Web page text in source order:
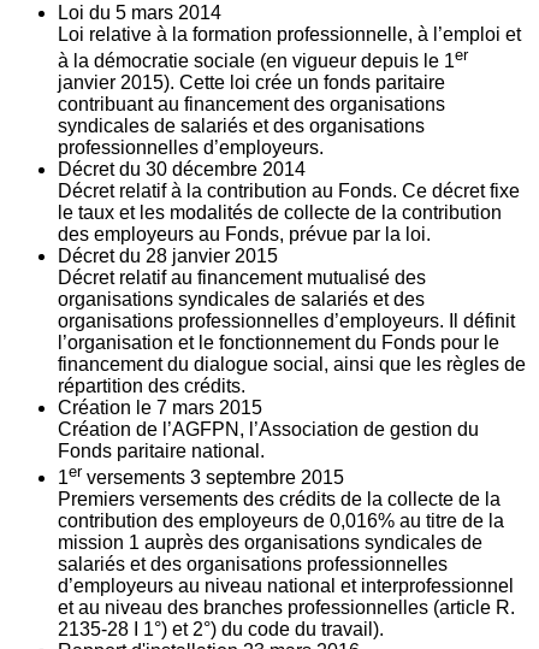
Loi du 5 mars 2014
Loi relative à la formation professionnelle, à l’emploi et
à la démocratie sociale (en vigueur depuis le 1er
janvier 2015). Cette loi crée un fonds paritaire
contribuant au financement des organisations
syndicales de salariés et des organisations
professionnelles d’employeurs.
Décret du 30 décembre 2014
Décret relatif à la contribution au Fonds. Ce décret fixe
le taux et les modalités de collecte de la contribution
des employeurs au Fonds, prévue par la loi.
Décret du 28 janvier 2015
Décret relatif au financement mutualisé des
organisations syndicales de salariés et des
organisations professionnelles d’employeurs. Il définit
l’organisation et le fonctionnement du Fonds pour le
financement du dialogue social, ainsi que les règles de
répartition des crédits.
Création le 7 mars 2015
Création de l’AGFPN, l’Association de gestion du
Fonds paritaire national.
1er versements 3 septembre 2015
Premiers versements des crédits de la collecte de la
contribution des employeurs de 0,016% au titre de la
mission 1 auprès des organisations syndicales de
salariés et des organisations professionnelles
d’employeurs au niveau national et interprofessionnel
et au niveau des branches professionnelles (article R.
2135‐28 I 1°) et 2°) du code du travail).